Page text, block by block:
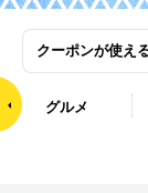
クーポンが使え
グルメ